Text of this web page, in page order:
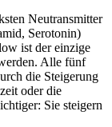
Neutransmitter
Serotonin)
ist der einzige
Alle fünf
die Steigerung
oder die
Sie steigern